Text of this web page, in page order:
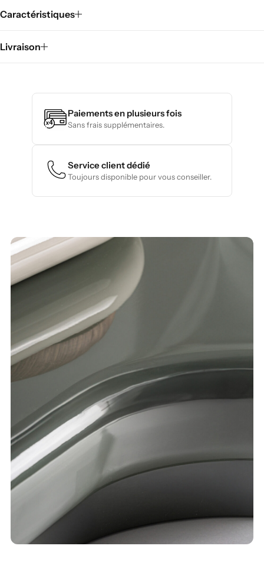
Caractéristiques
Livraison
Paiements en plusieurs fois
Sans frais supplémentaires.
Service client dédié
Toujours disponible pour vous conseiller.